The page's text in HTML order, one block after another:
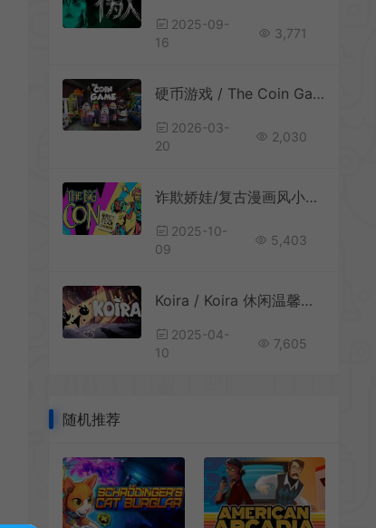
2025-09-
16
3,771
硬币游戏 / The Coin Game 欢乐街机冒险游戏
2026-03-
20
2,030
诈欺娇娃/复古漫画风小偷模拟冒险游戏 The Big Con 下载
2025-10-
09
5,403
Koira / Koira 休闲温馨友情故事解谜游戏
2025-04-
10
7,605
随机推荐